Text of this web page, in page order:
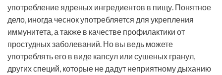
употребление ядреных ингредиентов в пищу. Понятное
дело, иногда чеснок употребляется для укрепления
иммунитета, а также в качестве профилактики от
простудных заболеваний. Но вы ведь можете
употреблять его в виде капсул или сушеных гранул,
других специй, которые не дадут неприятному дыханию